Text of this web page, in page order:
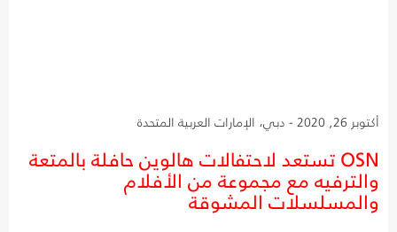
أكتوبر 26, 2020 - دبي، الإمارات العربية المتحدة
OSN تستعد لاحتفالات هالوين حافلة بالمتعة
والترفيه مع مجموعة من الأفلام
والمسلسلات المشوقة